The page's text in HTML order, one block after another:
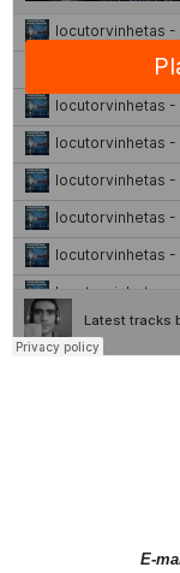
E-